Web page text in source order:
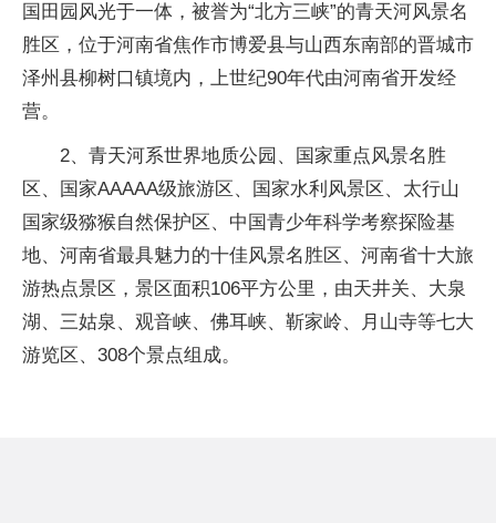
国田园风光于一体，被誉为“北方三峡”的青天河风景名
胜区，位于河南省焦作市博爱县与山西东南部的晋城市
泽州县柳树口镇境内，上世纪90年代由河南省开发经
营。
2、青天河系世界地质公园、国家重点风景名胜
区、国家AAAAA级旅游区、国家水利风景区、太行山
国家级猕猴自然保护区、中国青少年科学考察探险基
地、河南省最具魅力的十佳风景名胜区、河南省十大旅
游热点景区，景区面积106平方公里，由天井关、大泉
湖、三姑泉、观音峡、佛耳峡、靳家岭、月山寺等七大
游览区、308个景点组成。